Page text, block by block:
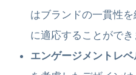
はブランドの一貫性
に適応することができ
エンゲージメントレベ